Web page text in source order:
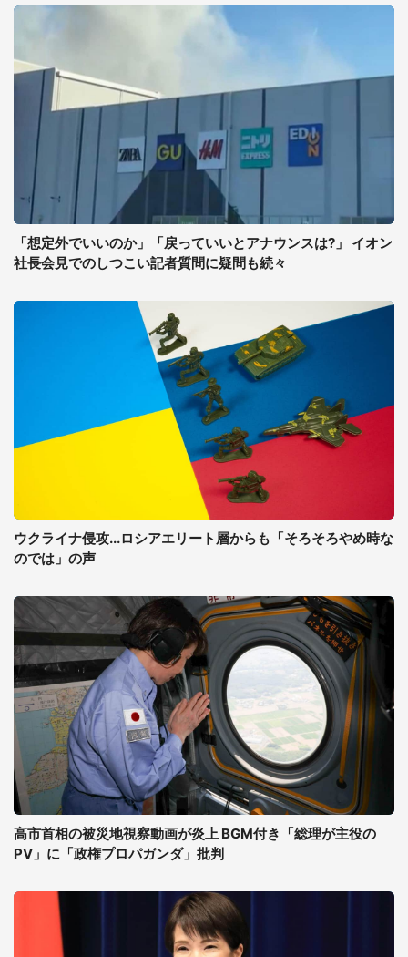
「想定外でいいのか」「戻っていいとアナウンスは?」 イオン
社長会見でのしつこい記者質問に疑問も続々
ウクライナ侵攻...ロシアエリート層からも「そろそろやめ時な
のでは」の声
高市首相の被災地視察動画が炎上 BGM付き「総理が主役の
PV」に「政権プロパガンダ」批判